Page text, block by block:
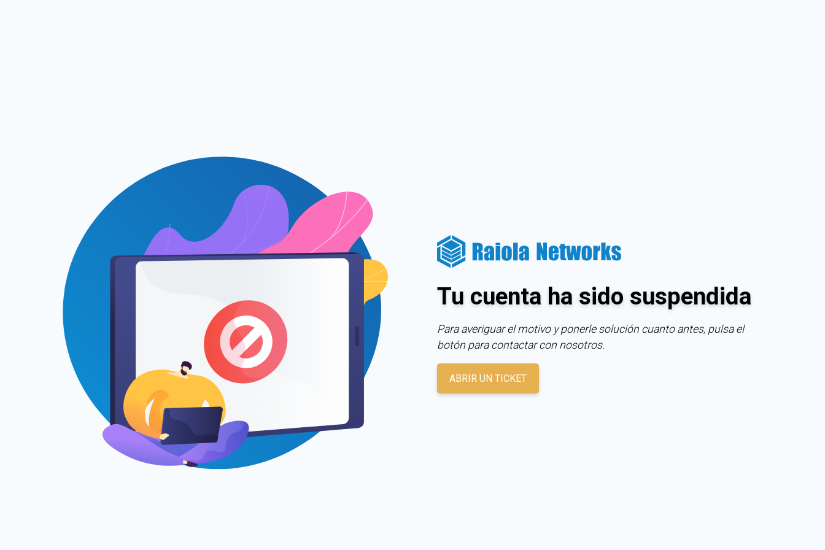
Tu cuenta ha sido suspendida
Para averiguar el motivo y ponerle solución cuanto antes, pulsa el
botón para contactar con nosotros.
ABRIR UN TICKET